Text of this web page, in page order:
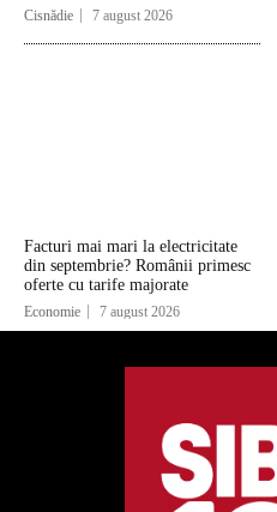
Cisnădie 7 august 2026
Facturi mai mari la electricitate
din septembrie? Românii primesc
oferte cu tarife majorate
Economie 7 august 2026